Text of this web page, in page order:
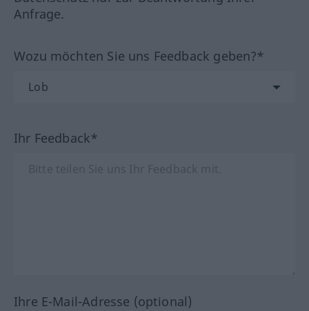
Anfrage.
Wozu möchten Sie uns Feedback geben?*
Ihr Feedback*
Ihre E-Mail-Adresse (optional)